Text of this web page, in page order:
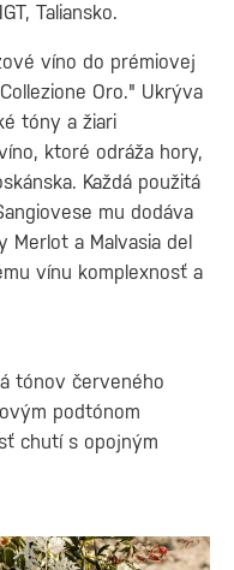
Taliansko.
víno do prémiovej
Oro." Ukrýva
tóny a žiari
ktoré odráža hory,
Každá použitá
mu dodáva
a Malvasia del
vínu komplexnosť a
tónov červeného
podtónom
chutí s opojným